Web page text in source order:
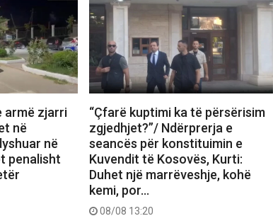
armë zjarri
në
në
penalisht
“Çfarë kuptimi ka të përsërisim
zgjedhjet?”/ Ndërprerja e
seancës për konstituimin e
Kuvendit të Kosovës, Kurti:
Duhet një marrëveshje, kohë
kemi, por…
08/08 13:20